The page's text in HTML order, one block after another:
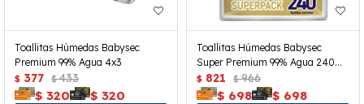
Toallitas Húmedas Babysec
Premium 99% Agua 4x3
$ 377 $ 433
$ 320 $ 320
Toallitas Húmedas Babysec
Super Premium 99% Agua 240
Uds.
$ 821 $ 966
$ 698 $ 698